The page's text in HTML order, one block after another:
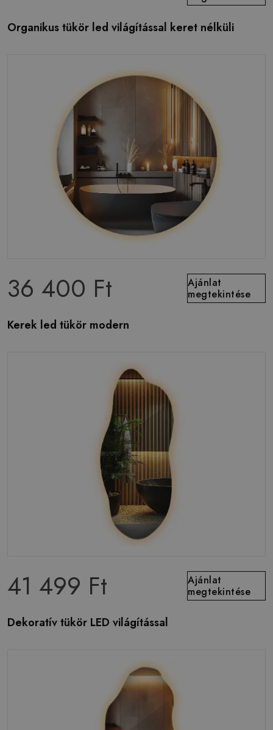
Organikus tükör led világítással keret nélküli
36 400 Ft
Ajánlat
megtekintése
Kerek led tükör modern
41 499 Ft
Ajánlat
megtekintése
Dekoratív tükör LED világítással